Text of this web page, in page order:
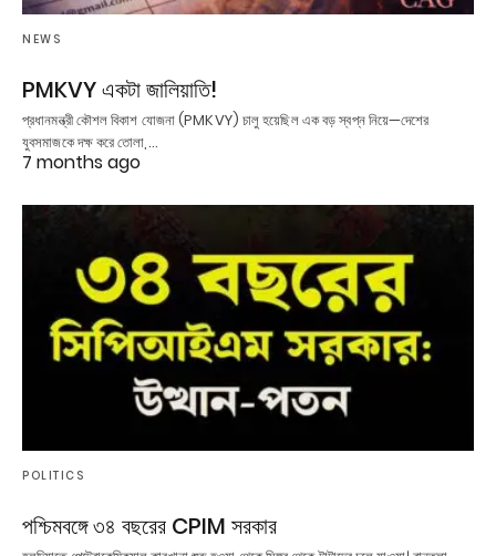
NEWS
PMKVY একটা জালিয়াতি!
প্রধানমন্ত্রী কৌশল বিকাশ যোজনা (PMKVY) চালু হয়েছিল এক বড় স্বপ্ন নিয়ে—দেশের
যুবসমাজকে দক্ষ করে তোলা,…
7 months ago
POLITICS
পশ্চিমবঙ্গে ৩৪ বছরের CPIM সরকার